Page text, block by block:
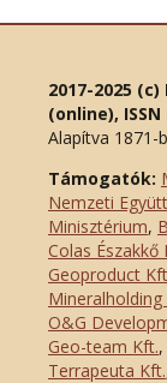
2017-2025
(online),
Alapítva 1871-
Támogatók:
Nemzeti
Minisztérium,
Colas Északkő
Geoproduct
Mineralholding
O&G
Geo-team Kft.,
Terrapeuta Kft.